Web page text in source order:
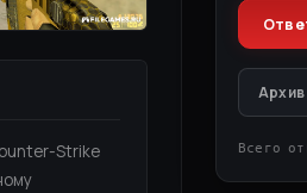
Strike
Всего